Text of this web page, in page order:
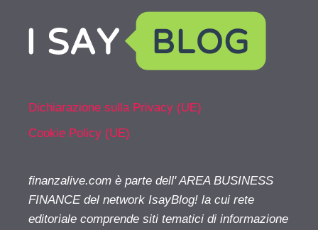
Dichiarazione sulla Privacy (UE)
Cookie Policy (UE)
finanzalive.com è parte dell' AREA BUSINESS
FINANCE del network IsayBlog! la cui rete
editoriale comprende siti tematici di informazione